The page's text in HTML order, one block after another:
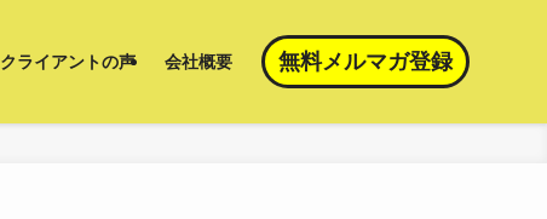
クライアントの声 会社概要 無料メルマガ登録